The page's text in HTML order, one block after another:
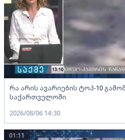
რა არის ავარიების ტოპ-10
საქართველოში
2026/08/06 14:30
01:11